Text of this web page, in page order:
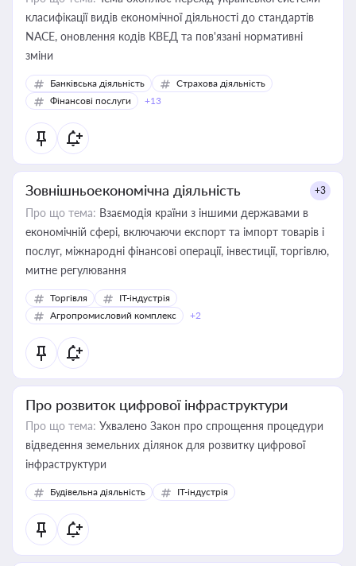
класифікації видів економічної діяльності до стандартів
NACE, оновлення кодів КВЕД та пов'язані нормативні
зміни
Банківська діяльність
Страхова діяльність
Фінансові послуги
+13
Зовнішньоекономічна діяльність +3
Про що тема: Взаємодія країни з іншими державами в
економічній сфері, включаючи експорт та імпорт товарів і
послуг, міжнародні фінансові операції, інвестиції, торгівлю,
митне регулювання
Торгівля
IT-індустрія
Агропромисловий комплекс
+2
Про розвиток цифрової інфраструктури
Про що тема: Ухвалено Закон про спрощення процедури
відведення земельних ділянок для розвитку цифрової
інфраструктури
Будівельна діяльність IT-індустрія